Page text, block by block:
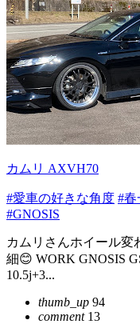
カムリ AXVH70
#愛車の好きな角度 #春
#GNOSIS
カムリさんホイール変
細😊 WORK GNOSIS
10.5j+3...
thumb_up 94
comment13